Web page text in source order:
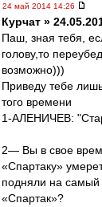
24 май 2014 14:26
Курчат »
Паш, зная тебя,
голову,то
возможно)))
Приведу тебе
того времени
1-АЛЕНИЧЕВ:
2— Вы в свое
«Спартаку»
подняли на
«Спартак»?